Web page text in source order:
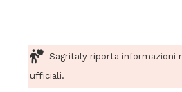
Sagritaly riporta informazioni
ufficiali.